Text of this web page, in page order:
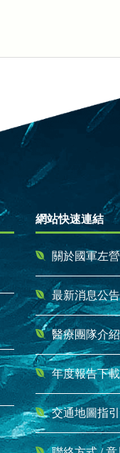
網站快速連結
關於國軍左營
最新消息公告
醫療團隊介紹
年度報告下載
交通地圖指引